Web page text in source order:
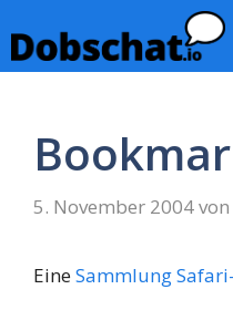
Inhalt
springen
5. November 2004von
EineSammlung